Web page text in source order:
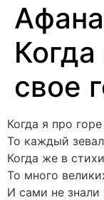
свое
Когда я про
То каждый
Когда же в
То много
И сами не знали